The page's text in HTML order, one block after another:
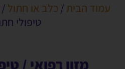
עמוד הבית / כלב או חתול /
טיפולי
מזון רפואי /